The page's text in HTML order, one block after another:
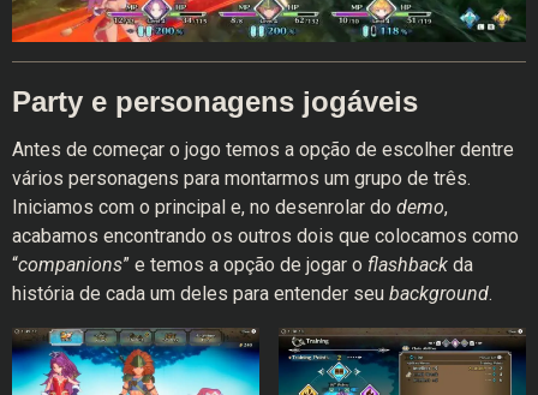
Party e personagens jogáveis
Antes de começar o jogo temos a opção de escolher dentre
vários personagens para montarmos um grupo de três.
Iniciamos com o principal e, no desenrolar do demo,
acabamos encontrando os outros dois que colocamos como
“companions” e temos a opção de jogar o flashback da
história de cada um deles para entender seu background.